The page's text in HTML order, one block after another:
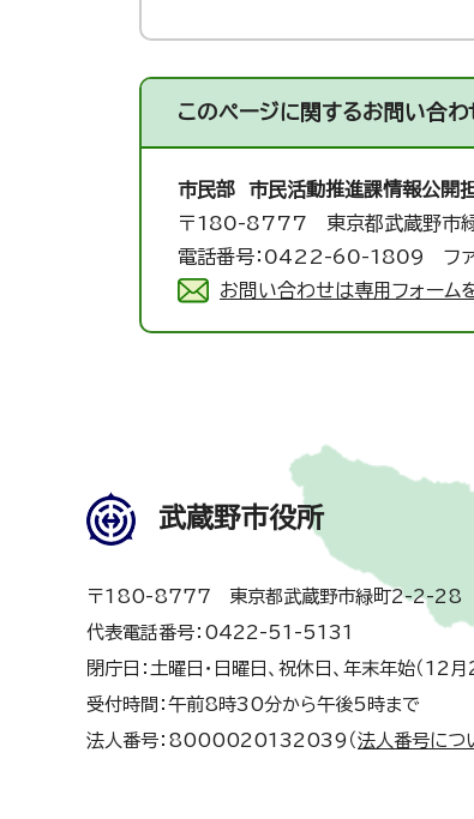
このページに関するお問い合わ
市民部 市民活動推進課情報公開
〒180-8777 東京都武蔵野市
電話番号：0422-60-1809 フ
お問い合わせは専用フォーム
武蔵野市役所
〒180-8777 東京都武蔵野市緑町2-2-28
代表電話番号：0422-51-5131
閉庁日：土曜日・日曜日、祝休日、年末年始（12
受付時間：午前8時30分から午後5時まで
法人番号：8000020132039（ 法人番号につ